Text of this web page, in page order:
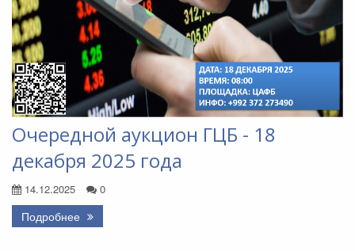
Очередной аукцион ГЦБ - 18
декабря 2025 года
14.12.2025 0
Подробнее